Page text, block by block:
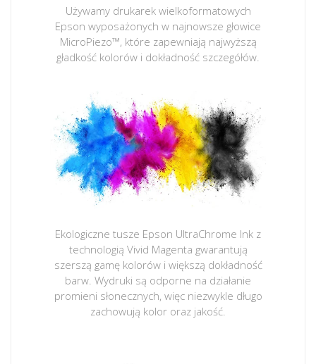
Używamy drukarek wielkoformatowych
Epson wyposażonych w najnowsze głowice
MicroPiezo™, które zapewniają najwyższą
gładkość kolorów i dokładność szczegółów.
Ekologiczne tusze Epson UltraChrome Ink z
technologią Vivid Magenta gwarantują
szerszą gamę kolorów i większą dokładność
barw. Wydruki są odporne na działanie
promieni słonecznych, więc niezwykle długo
zachowują kolor oraz jakość.